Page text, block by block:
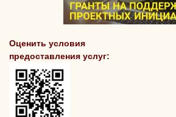
Оценить условия
предоставления услуг: